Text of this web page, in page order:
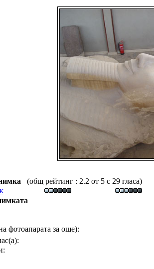
(общ рейтинг : 2.2 от 5 с 29 гласа)
фотоапарата за още):